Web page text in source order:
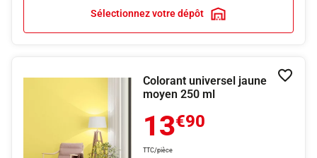
Sélectionnez votre dépôt
Colorant universel jaune
moyen 250 ml
13€90
TTC/pièce